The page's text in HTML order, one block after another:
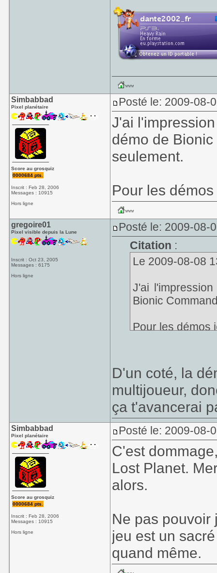
Simbabbad
Pixel planétaire
Score au grosquiz
0000684 pts.
Inscrit : Feb 28, 2006
Messages : 10915
Hors ligne
Posté le: 2009-08-
J'ai
démo de
seulement.
Pour les
gregoire01
Pixel visible depuis la Lune
Inscrit : Oct 23, 2005
Messages : 6175
Hors ligne
Posté le: 2009-08-
Citation :
Le 2009-08-08
J'ai
Bionic
Pour les démos
D'un coté, la
multijoueur,
ça t'avancerai
Simbabbad
Pixel planétaire
Score au grosquiz
0000684 pts.
Inscrit : Feb 28, 2006
Messages : 10915
Hors ligne
Posté le: 2009-08-
C'est
Lost Planet.
alors.
Ne pas pouvoir
jeu est un
quand même.